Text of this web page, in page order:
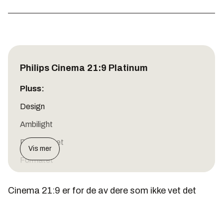
Philips Cinema 21:9 Platinum
Pluss:
Design
Ambilight
Bildekvalitet
Formatet
Vis mer
Cinema 21:9 er for de av dere som ikke vet det